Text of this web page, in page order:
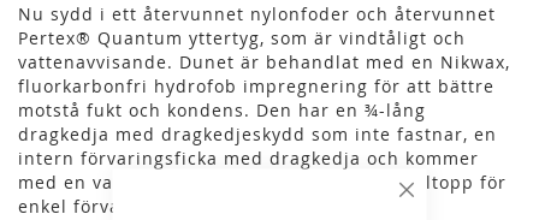
Nu sydd i ett återvunnet nylonfoder och återvunnet
Pertex® Quantum yttertyg, som är vindtåligt och
vattenavvisande. Dunet är behandlat med en Nikwax,
fluorkarbonfri hydrofob impregnering för att bättre
motstå fukt och kondens. Den har en ¾-lång
dragkedja med dragkedjeskydd som inte fastnar, en
intern förvaringsficka med dragkedja och kommer
med en vattentät kompressionssäck med rulltopp för
enkel förvaring.